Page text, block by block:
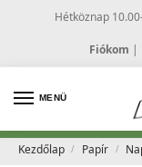
Hétköznap
Fiókom |
MENÜ
Kezdőlap / Papír /